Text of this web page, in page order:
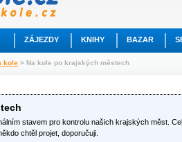
ZÁJEZDY KNIHY BAZAR
kole > Na kole po krajských městech
stavem pro kontrolu našich krajských měst.
chtěl projet, doporučuji.